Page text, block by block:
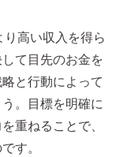
高い収入を得ら
て目先のお金を
と行動によって
。目標を明確に
重ねることで、
す。